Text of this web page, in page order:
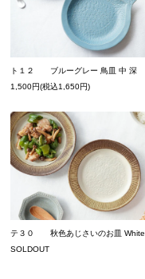
ト１２ ブルーグレー 鳥皿 中 深
1,500円(税込1,650円)
テ３０ 秋色あじさいのお皿 White
SOLDOUT